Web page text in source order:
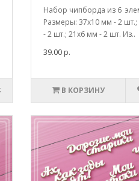
Набор чипборда из 6
Размеры: 37х10 мм - 2
- 2 шт.; 21x6 мм - 2 шт. Из..
39.00 р.
В КОРЗИНУ